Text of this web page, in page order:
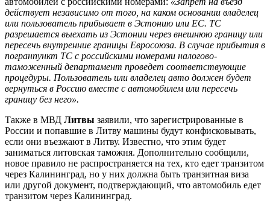
действует независимо от того, на каком основании владелец
или пользователь прибывает в Эстонию или ЕС. ТС
разрешается выехать из Эстонии через внешнюю границу или
пересечь внутренние границы Евросоюза. В случае прибытия в
погранпункт ТС с российскими номерами налогово-
таможенный департамент проведет соответствующие
процедуры. Пользователь или владелец авто должен будет
вернуться в Россию вместе с автомобилем или пересечь
границу без него».
Также в МВД Литвы заявили, что зарегистрированные в
России и попавшие в Литву машины будут конфисковывать,
если они въезжают в Литву. Известно, что этим будет
заниматься литовская таможня. Дополнительно сообщили,
новое правило не распространяется на тех, кто едет транзитом
через Калининград, но у них должна быть транзитная виза
или другой документ, подтверждающий, что автомобиль едет
транзитом через Калининград.